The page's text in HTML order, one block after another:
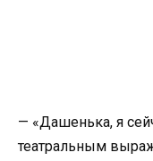
— «Дашенька, я
театральным